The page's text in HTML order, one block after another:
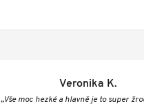
Veronika K.
„Vše moc hezké a hlavně je to super